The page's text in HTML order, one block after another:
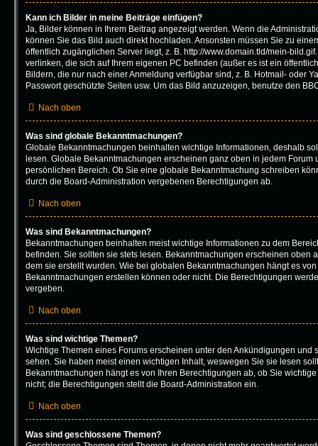
Kann ich Bilder in meine Beiträge einfügen?
Ja, Bilder können in Ihrem Beitrag angezeigt werden. Wenn die
können Sie das Bild auch direkt hochladen. Ansonsten müssen Sie zu
öffentlich zugänglichen Server liegt, z. B. http://www.domain.tld/mein-
verlinken, die sich auf Ihrem eigenen PC befinden (außer es ist ein
Bildern, die nur nach einer Anmeldung verfügbar sind, z. B. Hotmail- oder
Passwort geschützte Seiten usw. Um das Bild anzuzeigen, benutze den
Nach oben
Was sind globale Bekanntmachungen?
Globale Bekanntmachungen beinhalten wichtige Informationen, deshalb
lesen. Globale Bekanntmachungen erscheinen ganz oben in jedem Forum
persönlichen Bereich. Ob Sie eine globale Bekanntmachung schreiben
durch die Board-Administration vergebenen Berechtigungen ab.
Nach oben
Was sind Bekanntmachungen?
Bekanntmachungen beinhalten meist wichtige Informationen zu dem
befinden. Sie sollten sie stets lesen. Bekanntmachungen erscheinen oben
dem sie erstellt wurden. Wie bei globalen Bekanntmachungen hängt es
Bekanntmachungen erstellen können oder nicht. Die Berechtigungen
vergeben.
Nach oben
Was sind wichtige Themen?
Wichtige Themen eines Forums erscheinen unter den Ankündigungen und
sehen. Sie haben meist einen wichtigen Inhalt, weswegen Sie sie lesen
Bekanntmachungen hängt es von Ihren Berechtigungen ab, ob Sie
nicht; die Berechtigungen stellt die Board-Administration ein.
Nach oben
Was sind geschlossene Themen?